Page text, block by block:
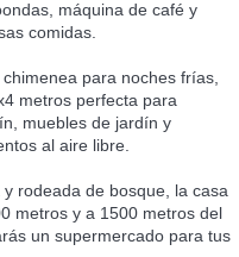
máquina de café y
comidas.
para noches frías,
metros perfecta para
muebles de jardín y
al aire libre.
rodeada de bosque, la casa
metros y a 1500 metros del
un supermercado para tus